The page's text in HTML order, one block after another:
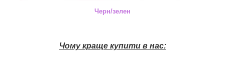
Черн/зелен
Чому краще купити в нас: